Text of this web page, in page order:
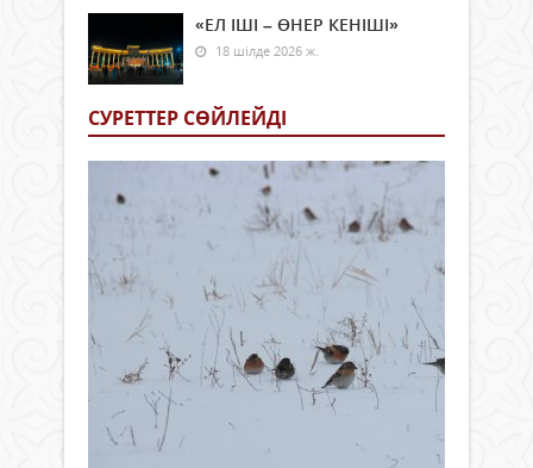
«ЕЛ ІШІ – ӨНЕР КЕНІШІ»
18 шілде 2026 ж.
СУРЕТТЕР СӨЙЛЕЙДI